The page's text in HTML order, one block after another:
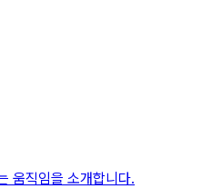
움직임을 소개합니다.